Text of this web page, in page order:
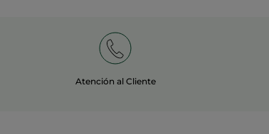
Atención al Cliente